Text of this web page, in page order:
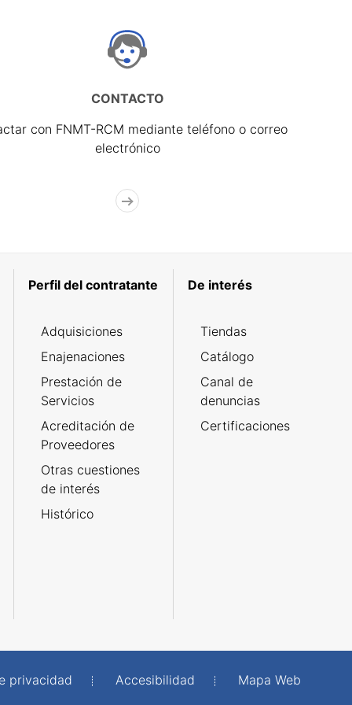
CONTACTO
con FNMT-RCM mediante teléfono o correo
electrónico
Perfil del contratante
Adquisiciones
Enajenaciones
Prestación de
Servicios
Acreditación de
Proveedores
Otras cuestiones
de interés
Histórico
De interés
Tiendas
Catálogo
Canal de
denuncias
Certificaciones
privacidad Accesibilidad
Mapa Web